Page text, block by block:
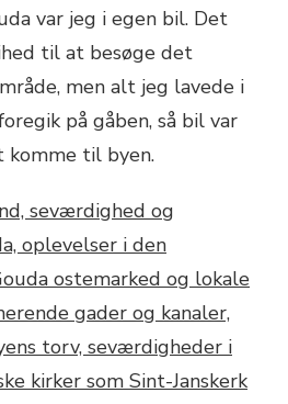
var jeg i egen bil. Det
til at besøge det
men alt jeg lavede i
på gåben, så bil var
komme til byen.